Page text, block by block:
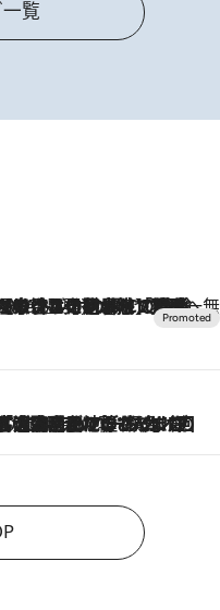
覧
星野リゾート】唯一無二。癒しと発見が待つ場所へ
ボの足水浴】ヒノキの香りに包まれて涼感マックス！約13℃の湧水かけ流しを避暑地「星野温泉 トンボの湯」で体験
稲の勝手に再ブーム
に憧れて」観客大盛上がりの“タオル回し”に、ラッパー顔負けの高速歌唱まで…さだまさし（74）のアグレッシブすぎる現在地